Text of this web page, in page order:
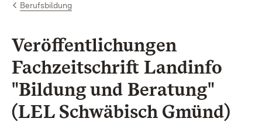
Berufsbildung
Veröffentlichungen
Fachzeitschrift Landinfo
"Bildung und Beratung"
(LEL Schwäbisch Gmünd)